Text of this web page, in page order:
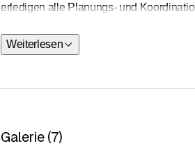
erledigen alle Planungs- und
Sanitär
Heizung
Weiterlesen
Galerie (7)